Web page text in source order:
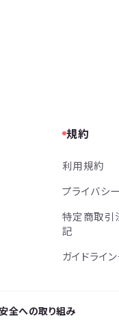
規約
利用規約
プライバシ
特定商取引
記
ガイドライ
全への取り組み